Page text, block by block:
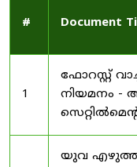
# Document
1
ഫോറസ്റ്റ്
നിയമനം -
യുവ